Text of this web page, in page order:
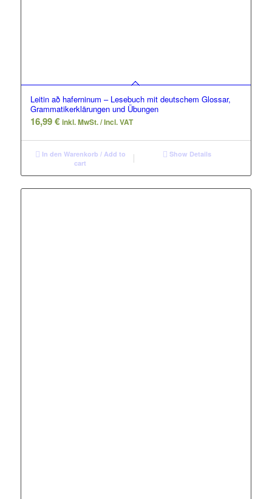
Leitin að haferninum – Lesebuch mit deutschem Glossar,
Grammatikerklärungen und Übungen
16,99€ inkl. MwSt. / Incl. VAT
In den Warenkorb / Add to
cart
Show Details